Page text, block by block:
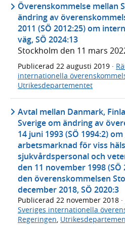
Överenskommelse mellan
ändring av
2011 (SÖ 2012:25) om
väg, SÖ 2024:13
Stockholm den 11 mars
Publicerad 22 augusti 2019 ·
internationella
Utrikesdepartementet
Avtal mellan Danmark,
Sverige om ändring av
14 juni 1993 (SÖ 1994:2)
arbetsmarknad för viss
sjukvårdspersonal och
den 11 november 1998
den överenskommelsen
december 2018, SÖ 2020:3
Publicerad 22 november 2018 ·
Sveriges internationella
Regeringen,